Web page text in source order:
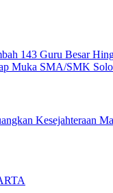
143 Guru Besar
Muka SMA/SMK